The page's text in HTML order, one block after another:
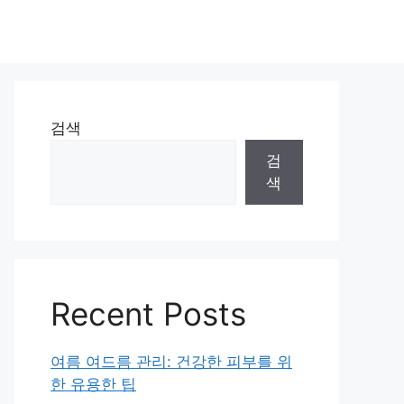
검색
검
색
Recent Posts
여름 여드름 관리: 건강한 피부를 위
한 유용한 팁